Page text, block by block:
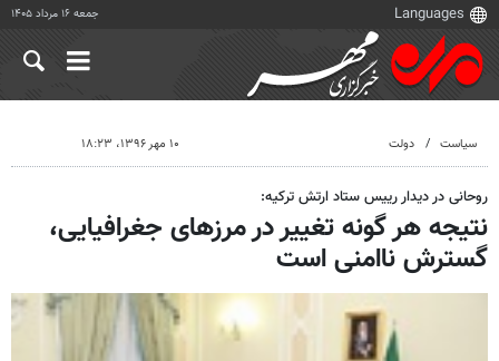
جمعه ۱۶ مرداد ۱۴۰۵
سیاست دولت ۱۰ مهر ۱۳۹۶، ۱۸:۲۳
روحانی در دیدار رییس ستاد ارتش ترکیه:
نتیجه هر گونه تغییر در مرزهای جغرافیایی،
گسترش ناامنی است